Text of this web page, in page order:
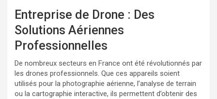
Entreprise de Drone : Des
Solutions Aériennes
Professionnelles
De nombreux secteurs en France ont été révolutionnés par
les drones professionnels. Que ces appareils soient
utilisés pour la photographie aérienne, l’analyse de terrain
ou la cartographie interactive, ils permettent d’obtenir des